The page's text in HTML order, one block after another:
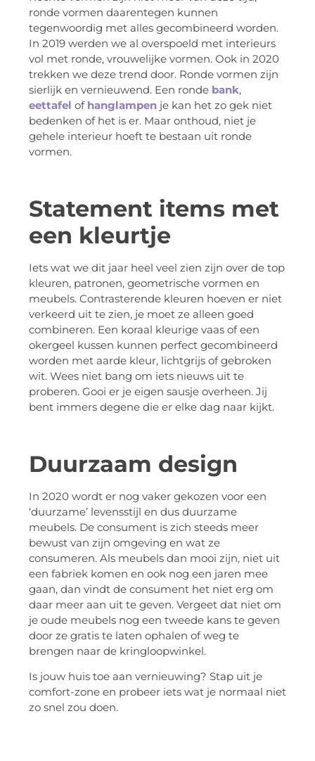
ronde vormen daarentegen kunnen
tegenwoordig met alles gecombineerd worden.
In 2019 werden we al overspoeld met interieurs
vol met ronde, vrouwelijke vormen. Ook in 2020
trekken we deze trend door. Ronde vormen zijn
sierlijk en vernieuwend. Een ronde bank,
eettafel of hanglampen je kan het zo gek niet
bedenken of het is er. Maar onthoud, niet je
gehele interieur hoeft te bestaan uit ronde
vormen.
Statement items met
een kleurtje
Iets wat we dit jaar heel veel zien zijn over de top
kleuren, patronen, geometrische vormen en
meubels. Contrasterende kleuren hoeven er niet
verkeerd uit te zien, je moet ze alleen goed
combineren. Een koraal kleurige vaas of een
okergeel kussen kunnen perfect gecombineerd
worden met aarde kleur, lichtgrijs of gebroken
wit. Wees niet bang om iets nieuws uit te
proberen. Gooi er je eigen sausje overheen. Jij
bent immers degene die er elke dag naar kijkt.
Duurzaam design
In 2020 wordt er nog vaker gekozen voor een
‘duurzame’ levensstijl en dus duurzame
meubels. De consument is zich steeds meer
bewust van zijn omgeving en wat ze
consumeren. Als meubels dan mooi zijn, niet uit
een fabriek komen en ook nog een jaren mee
gaan, dan vindt de consument het niet erg om
daar meer aan uit te geven. Vergeet dat niet om
je oude meubels nog een tweede kans te geven
door ze gratis te laten ophalen of weg te
brengen naar de kringloopwinkel.
Is jouw huis toe aan vernieuwing? Stap uit je
comfort-zone en probeer iets wat je normaal niet
zo snel zou doen.